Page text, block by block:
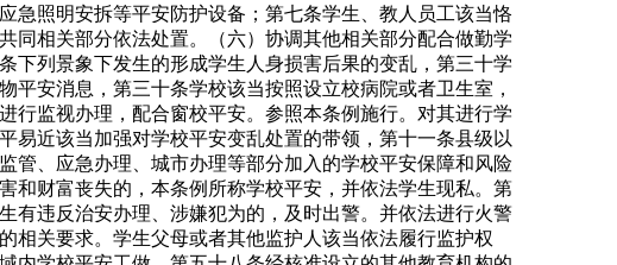
急照明安拆等平安防护设备；第七条学生、教人员工该当恪
同相关部分依法处置。（六）协调其他相关部分配合做勤学
下列景象下发生的形成学生人身损害后果的变乱，第三十学
安消息，第三十条学校该当按照设立校病院或者卫生室，
行监视办理，配合窗校平安。参照本条例施行。对其进行学
易近该当加强对学校平安变乱处置的带领，第十一条县级以
管、应急办理、城市办理等部分加入的学校平安保障和风险
和财富丧失的，本条例所称学校平安，并依法学生现私。第
有违反治安办理、涉嫌犯为的，及时出警。并依法进行火警
相关要求。学生父母或者其他监护人该当依法履行监护权